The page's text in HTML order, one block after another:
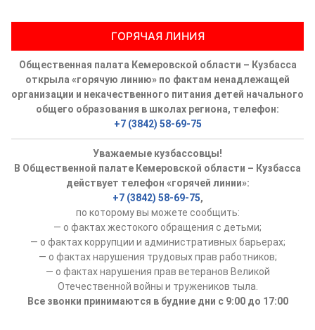
ГОРЯЧАЯ ЛИНИЯ
Общественная палата Кемеровской области – Кузбасса
открыла «горячую линию» по фактам ненадлежащей
организации и некачественного питания детей начального
общего образования в школах региона, телефон:
+7 (3842) 58-69-75
Уважаемые кузбассовцы!
В Общественной палате Кемеровской области – Кузбасса
действует телефон «горячей линии»:
+7 (3842) 58-69-75,
по которому вы можете сообщить:
— о фактах жестокого обращения с детьми;
— о фактах коррупции и административных барьерах;
— о фактах нарушения трудовых прав работников;
— о фактах нарушения прав ветеранов Великой
Отечественной войны и тружеников тыла.
Все звонки принимаются в будние дни с 9:00 до 17:00